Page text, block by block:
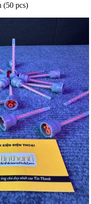
(50 pcs)